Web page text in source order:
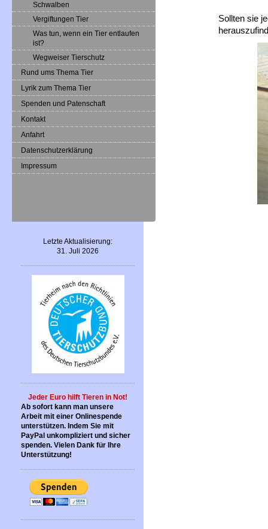
Sollten sie
Schwalben
Vergiftungen Tier
Was tun, wenn ein Tier entlaufen
ist?
Wegweiser Tierschutz
Rund ums Thema Tier
Lyrik zum Thema Tier
Spenden und Patenschaft
Kontakt
Anfahrt
Datenschutzerklärung
Impressum
Letzte Aktualisierung:
31. Juli 2026
Jeder Euro hilft Tieren in Not!
Ab sofort kann man unsere
Arbeit mit einer Onlinespende
unterstützen. Indem Sie mit
PayPal unkompliziert und sicher
spenden. Vielen Dank für Ihre
Unterstützung!